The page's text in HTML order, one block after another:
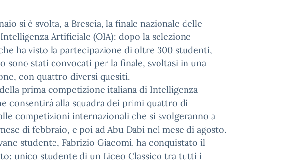
si è svolta, a Brescia, la finale nazionale delle
Artificiale (OIA): dopo la selezione
ha visto la partecipazione di oltre 300 studenti,
sono stati convocati per la finale, svoltasi in una
con quattro diversi quesiti.
prima competizione italiana di Intelligenza
consentirà alla squadra dei primi quattro di
competizioni internazionali che si svolgeranno a
di febbraio, e poi ad Abu Dabi nel mese di agosto.
studente, Fabrizio Giacomi, ha conquistato il
unico studente di un Liceo Classico tra tutti i